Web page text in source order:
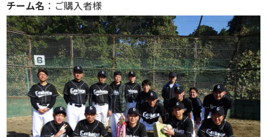
チーム名 ：ご購入者様